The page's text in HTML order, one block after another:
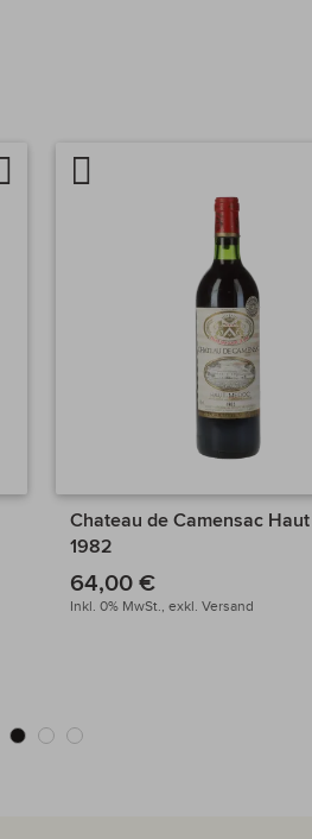
Chateau de Camensac
1982
64,00 €
Inkl. 0% MwSt., exkl. Versand